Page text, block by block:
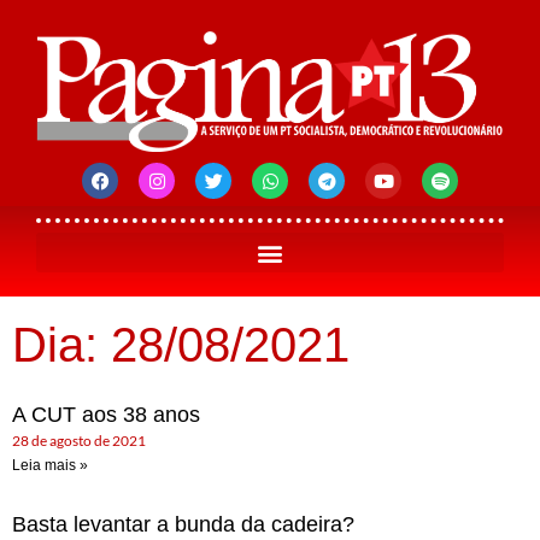
Dia: 28/08/2021
A CUT aos 38 anos
28 de agosto de 2021
Leia mais »
Basta levantar a bunda da cadeira?